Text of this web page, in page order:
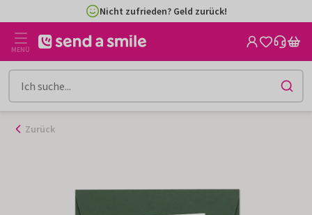
Inhalt
gehen
Nicht zufrieden? Geld zurück!
MENÜ
Zurück